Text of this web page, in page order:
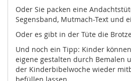
Oder Sie packen eine
Segensband, Mutmach-Text und
Oder es gibt in der Tüte die
Und noch ein Tipp: Kinder
eigene gestalten durch Bemalen
der Kinderbibelwoche wieder
befüllen lassen.